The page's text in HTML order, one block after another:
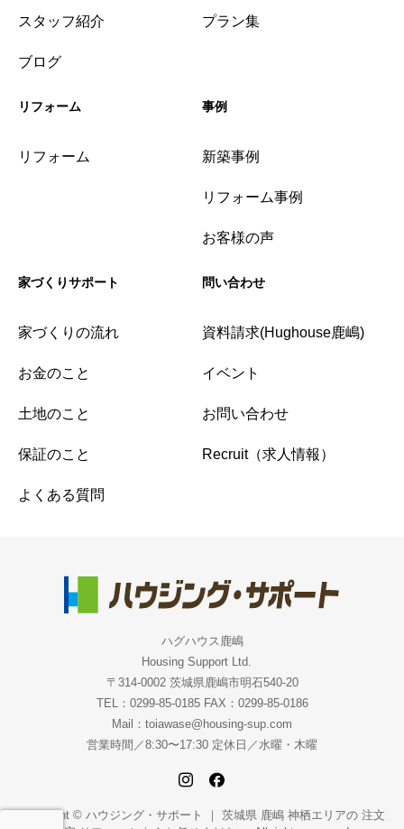
スタッフ紹介
ブログ
プラン集
リフォーム
リフォーム
事例
新築事例
リフォーム事例
お客様の声
家づくりサポート
家づくりの流れ
お金のこと
土地のこと
保証のこと
よくある質問
問い合わせ
資料請求(Hughouse鹿嶋)
イベント
お問い合わせ
Recruit（求人情報）
ハグハウス鹿嶋
Housing Support Ltd.
〒314-0002 茨城県鹿嶋市明石540-20
TEL：0299-85-0185 FAX：0299-85-0186
Mail：toiawase@housing-sup.com
営業時間／8:30〜17:30 定休日／水曜・木曜
Copyright © ハウジング・サポート ｜ 茨城県 鹿嶋 神栖エリアの 注文